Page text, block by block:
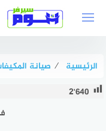
الرئيسية ⁄ صيانة
2٬640